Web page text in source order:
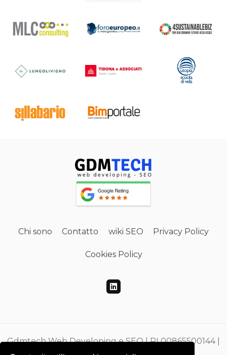
Chi sono Contatto wiki SEO Privacy Policy
Cookies Policy
Gdmtech Web Developing e SEO | PI 00865500144 |